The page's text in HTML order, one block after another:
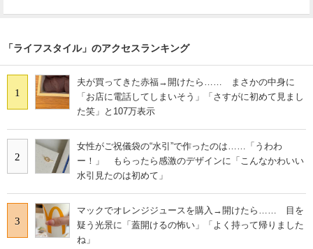
「ライフスタイル」のアクセスランキング
1
夫が買ってきた赤福→開けたら…… まさかの中身に
「お店に電話してしまいそう」「さすがに初めて見まし
た笑」と107万表示
2
女性がご祝儀袋の“水引”で作ったのは……「うわわ
ー！」 もらったら感激のデザインに「こんなかわいい
水引見たのは初めて」
3
マックでオレンジジュースを購入→開けたら…… 目を
疑う光景に「蓋開けるの怖い」「よく持って帰りました
ね」